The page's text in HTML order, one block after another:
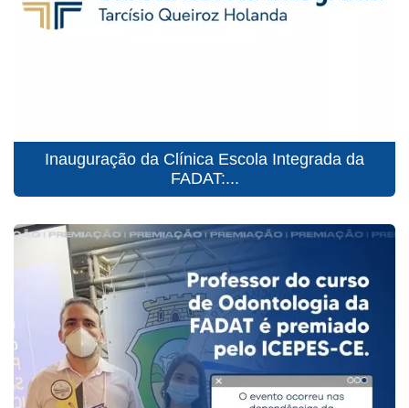
Inauguração da Clínica Escola Integrada da
FADAT:...